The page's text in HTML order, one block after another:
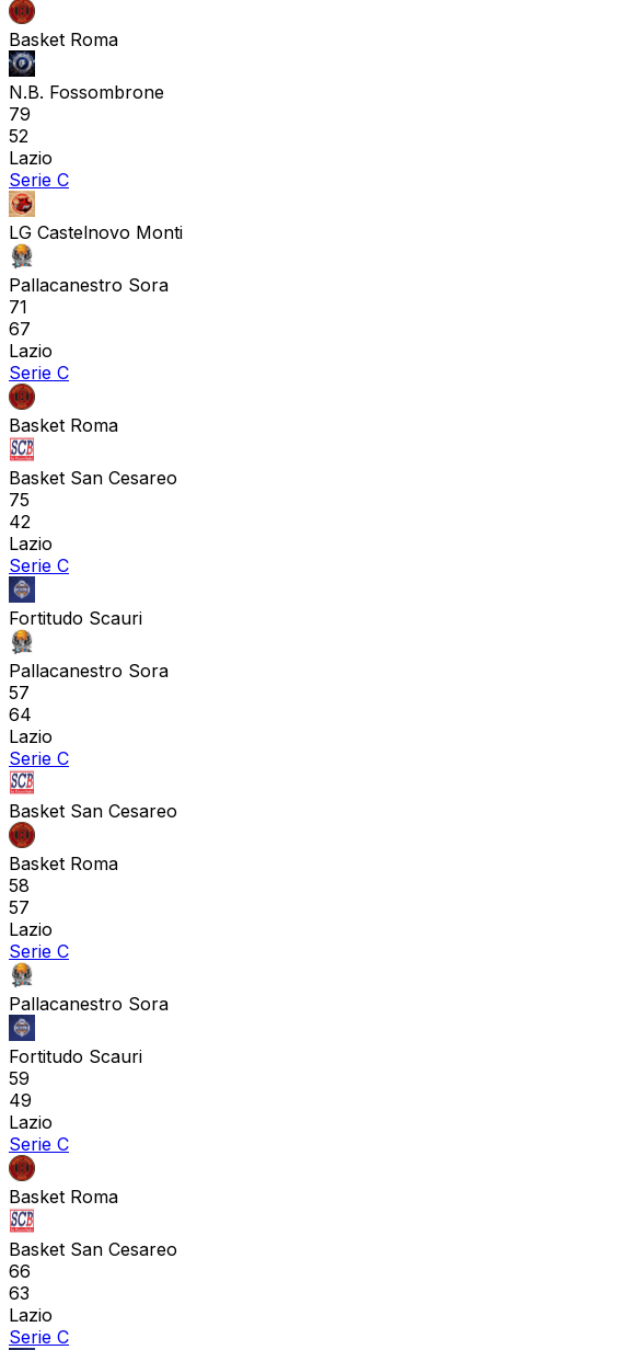
Basket Roma
N.B. Fossombrone
79
52
Lazio
Serie C
LG Castelnovo Monti
Pallacanestro Sora
71
67
Lazio
Serie C
Basket Roma
Basket San Cesareo
75
42
Lazio
Serie C
Fortitudo Scauri
Pallacanestro Sora
57
64
Lazio
Serie C
Basket San Cesareo
Basket Roma
58
57
Lazio
Serie C
Pallacanestro Sora
Fortitudo Scauri
59
49
Lazio
Serie C
Basket Roma
Basket San Cesareo
66
63
Lazio
Serie C